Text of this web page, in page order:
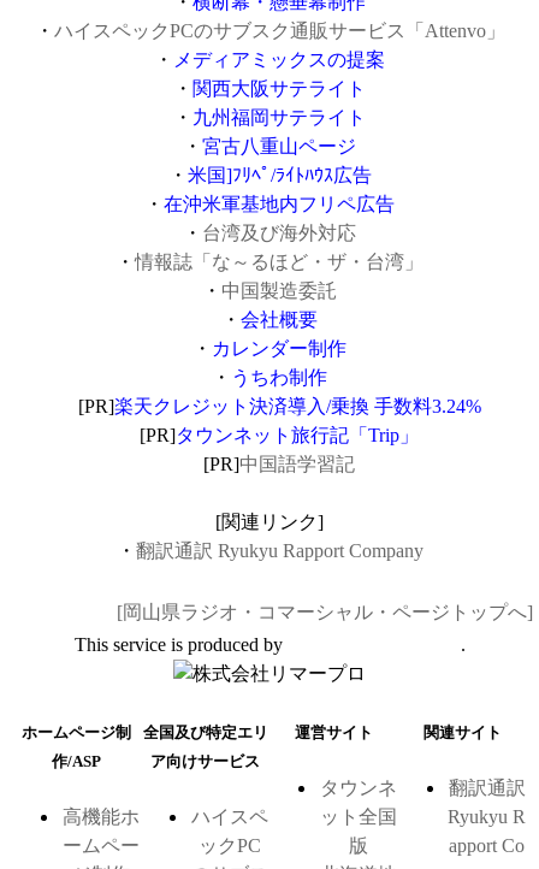
・ ハイスペックPCのサブスク通販サービス「Attenvo」
・ メディアミックスの提案
・ 関西大阪サテライト
・ 九州福岡サテライト
・ 宮古八重山ページ
・ 米国]ﾌﾘﾍﾟ/ﾗｲﾄﾊｳｽ広告
・ 在沖米軍基地内フリペ広告
・ 台湾及び海外対応
・情報誌「な～るほど・ザ・台湾」
・ 中国製造委託
・ 会社概要
・ カレンダー制作
・ うちわ制作
[PR]楽天クレジット決済導入/乗換 手数料3.24%
[PR]タウンネット旅行記「Trip」
[PR]中国語学習記
[関連リンク]
・ 翻訳通訳 Ryukyu Rapport Company
[岡山県ラジオ・コマーシャル・ページトップへ]
This service is produced by
.
ホームページ制
作/ASP
高機能ホ
ームペー
全国及び特定エリ
ア向けサービス
ハイスペ
ックPC
運営サイト
タウンネ
ット全国
版
関連サイト
翻訳通訳
Ryukyu R
apport Co